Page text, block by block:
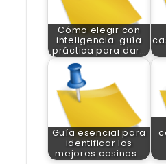
Cómo elegir con
inteligencia: guía
práctica para dar…
Guía esencial para
identificar los
mejores casinos…